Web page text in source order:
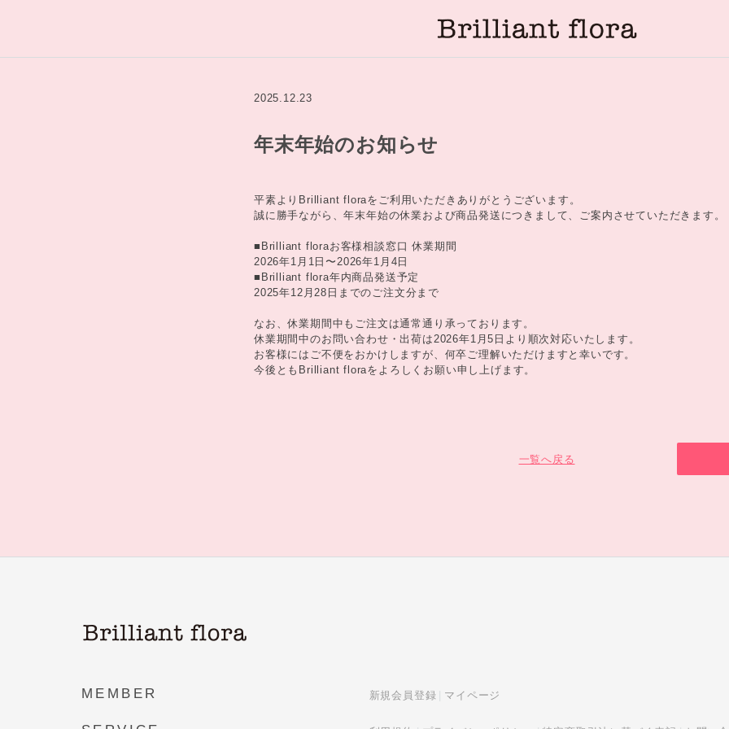
2025.12.23
年末年始のお知らせ
平素よりBrilliant floraをご利用いただきありがとうございます。
誠に勝手ながら、年末年始の休業および商品発送につきまして、ご案内させていただきます。
■Brilliant floraお客様相談窓口 休業期間
2026年1月1日〜2026年1月4日
■Brilliant flora年内商品発送予定
2025年12月28日までのご注文分まで
なお、休業期間中もご注文は通常通り承っております。
休業期間中のお問い合わせ・出荷は2026年1月5日より順次対応いたします。
お客様にはご不便をおかけしますが、何卒ご理解いただけますと幸いです。
今後ともBrilliant floraをよろしくお願い申し上げます。
一覧へ戻る
MEMBER 新規会員登録 マイページ